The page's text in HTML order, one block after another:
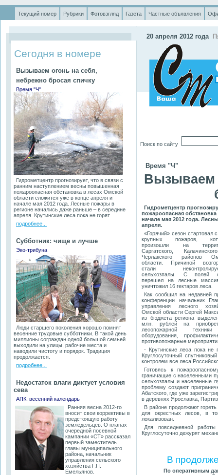
Текущий номер Рубрики Фотовзгляд Газета Частные объявления
Сегодня в номере
Вызываем огонь на себя,
небрежно бросая спичку
Время "Ч"
Гидрометцентр прогнозирует, что в связи с
ранним наступлением весны повышенная
пожароопасная обстановка в лесах Омской
области сложится уже в конце апреля и
начале мая 2012 года. Лесные пожары в
регионе начались даже раньше – в середине
апреля. Крутинские леса пока не горят.
подробнее...
Субботник: чище и лучше
Эко-трибуна
Люди старшего поколения хорошо помнят
весенние трудовые субботники. В такой день
миллионы сограждан одной большой семьей
выходили на улицы, рабочие места и
наводили чистоту и порядок. Традиция
продолжается.
подробнее...
Недостаток влаги диктует условия
сева
АПК: весенний календарь
Ранняя весна 2012-го
вносит свои коррективы в
предстоящую работу
земледельцев. О планах
очередной посевной
кампании «СТ» рассказал
первый заместитель
главы муниципального
района, начальник
управления сельского
хозяйства Г.П.
Емельянов.
20 апреля 2012 года
Поиск по сайту
Время "Ч"
Вызываем
Гидрометцентр
пожароопасная
начале мая 2012 года.
апреля.
«Горячий» сезон стартовал
крупных пожаров,
произошли на
Саргатского,
Черлакского районов
области. Причиной
стали
сельхозпалы. С полей
перешел на лесные
уничтожил 16 гектаров леса.
Как сообщил на недавней
конференции начальник
управления лесного
Омской области Сергей
из бюджета региона
млн. рублей на
лесопожарной
оборудования,
противопожарные
- Крутинские леса пока не
Круглосуточный
контролем все леса
Готовясь к
граничащие с населенными
сельхозпалы и населенные
проблему создают
Абатского, где уже
в деревнях Ярославка,
В районе продолжают
для окрестных лесов, в
локализован.
Для повседневной
Круглосуточно дежурят
В
По оперативным